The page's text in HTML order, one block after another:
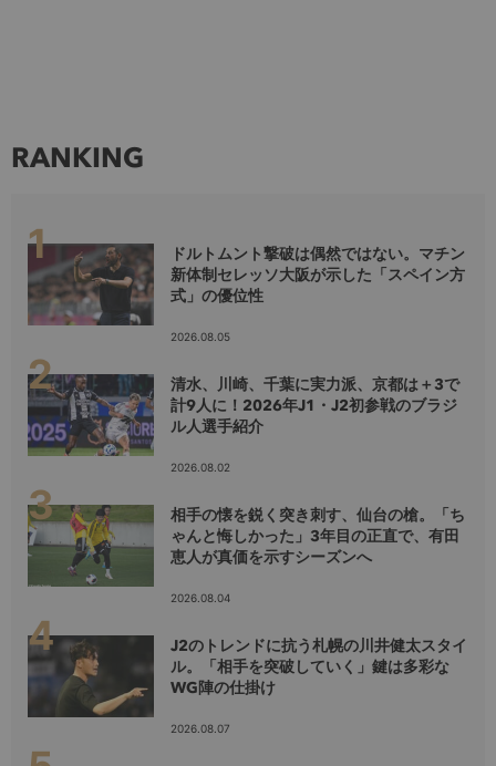
RANKING
ドルトムント撃破は偶然ではない。マチン
新体制セレッソ大阪が示した「スペイン方
式」の優位性
2026.08.05
清水、川崎、千葉に実力派、京都は＋3で
計9人に！2026年J1・J2初参戦のブラジ
ル人選手紹介
2026.08.02
相手の懐を鋭く突き刺す、仙台の槍。「ち
ゃんと悔しかった」3年目の正直で、有田
恵人が真価を示すシーズンへ
2026.08.04
J2のトレンドに抗う札幌の川井健太スタイ
ル。「相手を突破していく」鍵は多彩な
WG陣の仕掛け
2026.08.07